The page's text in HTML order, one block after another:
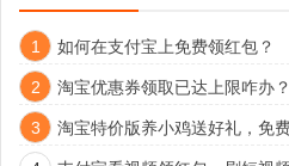
1 如何在支付宝上免费领红包？
2 淘宝优惠券领取已达上限咋办？
3 淘宝特价版养小鸡送好礼，免